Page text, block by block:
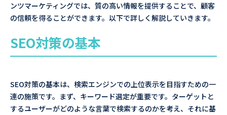
ンツマーケティングでは、質の高い情報を提供することで、顧客
の信頼を得ることができます。以下で詳しく解説していきます。
SEO対策の基本
SEO対策の基本は、検索エンジンでの上位表示を目指すための一
連の施策です。まず、キーワード選定が重要です。ターゲットと
するユーザーがどのような言葉で検索するのかを考え、それに基